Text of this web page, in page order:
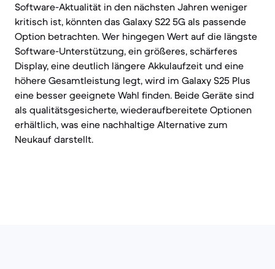
Software-Aktualität in den nächsten Jahren weniger
kritisch ist, könnten das Galaxy S22 5G als passende
Option betrachten. Wer hingegen Wert auf die längste
Software-Unterstützung, ein größeres, schärferes
Display, eine deutlich längere Akkulaufzeit und eine
höhere Gesamtleistung legt, wird im Galaxy S25 Plus
eine besser geeignete Wahl finden. Beide Geräte sind
als qualitätsgesicherte, wiederaufbereitete Optionen
erhältlich, was eine nachhaltige Alternative zum
Neukauf darstellt.